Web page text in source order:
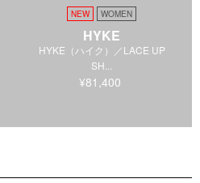
NEW WOMEN
HYKE
HYKE（ハイク）／LACE UP
SH...
¥81,400